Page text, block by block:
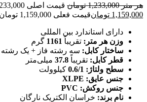
هر متر 1,233,000 تومان قیمت اصلی 1,233,000 تومان بود.
1,159,000 تومانقیمت فعلی 1,159,000 تومان است.
دارای استاندارد بین المللی
وزن هر متر: تقریباً 1161 گرم
ساختار کابل: سه رشته فاز + یک رشته
قطر کابل: تقریباً 37.8 میلی‌متر
سطح ولتاژ: 0.6/1 کیلوولت
جنس عایق: XLPE
جنس روکش: PVC
نام برند: خراسان الکتریک نارگان